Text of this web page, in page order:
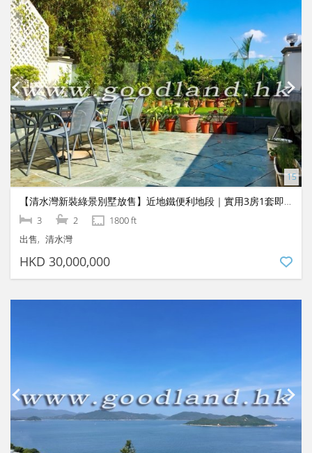
【清水灣新裝綠景別墅放售】近地鐵便利地段｜實用3房1套即買即住
3 2
1800 ft
出售
清水灣
HKD 30,000,000